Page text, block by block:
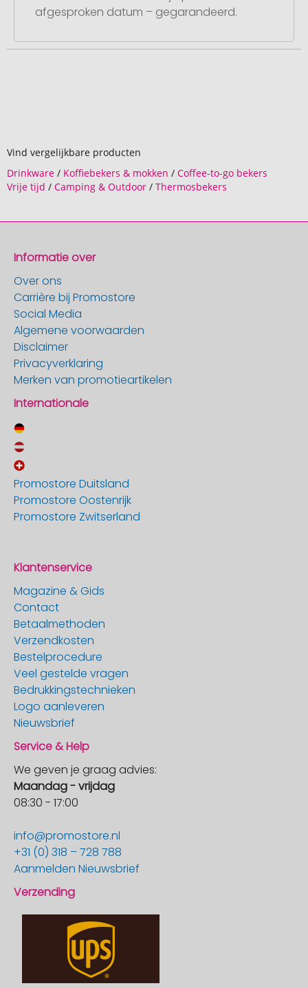
afgesproken datum – gegarandeerd.
Vind vergelijkbare producten
Drinkware / Koffiebekers & mokken / Coffee-to-go bekers
Vrije tijd / Camping & Outdoor / Thermosbekers
Informatie over
Over ons
Carrière bij Promostore
Social Media
Algemene voorwaarden
Disclaimer
Privacyverklaring
Merken van promotieartikelen
Internationale
Promostore Duitsland
Promostore Oostenrijk
Promostore Zwitserland
Klantenservice
Magazine & Gids
Contact
Betaalmethoden
Verzendkosten
Bestelprocedure
Veel gestelde vragen
Bedrukkingstechnieken
Logo aanleveren
Nieuwsbrief
Service & Help
We geven je graag advies:
Maandag - vrijdag
08:30 - 17:00
info@promostore.nl
+31 (0) 318 – 728 788
Aanmelden Nieuwsbrief
Verzending